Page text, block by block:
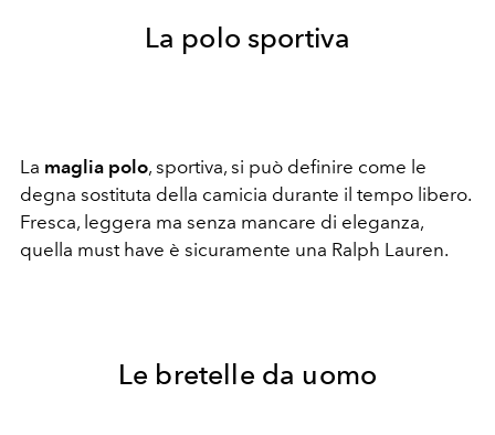
La polo sportiva
La maglia polo, sportiva, si può definire come le
degna sostituta della camicia durante il tempo libero.
Fresca, leggera ma senza mancare di eleganza,
quella must have è sicuramente una Ralph Lauren.
Le bretelle da uomo